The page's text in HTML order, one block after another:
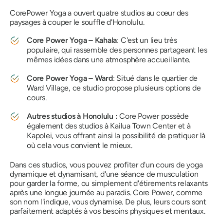
CorePower Yoga a ouvert quatre studios au cœur des
paysages à couper le souffle d'Honolulu.
Core Power Yoga – Kahala: C'est un lieu très
populaire, qui rassemble des personnes partageant les
mêmes idées dans une atmosphère accueillante.
Core Power Yoga – Ward: Situé dans le quartier de
Ward Village, ce studio propose plusieurs options de
cours.
Autres studios à Honolulu : Core Power possède
également des studios à Kailua Town Center et à
Kapolei, vous offrant ainsi la possibilité de pratiquer là
où cela vous convient le mieux.
Dans ces studios, vous pouvez profiter d'un cours de yoga
dynamique et dynamisant, d'une séance de musculation
pour garder la forme, ou simplement d'étirements relaxants
après une longue journée au paradis. Core Power, comme
son nom l'indique, vous dynamise. De plus, leurs cours sont
parfaitement adaptés à vos besoins physiques et mentaux.